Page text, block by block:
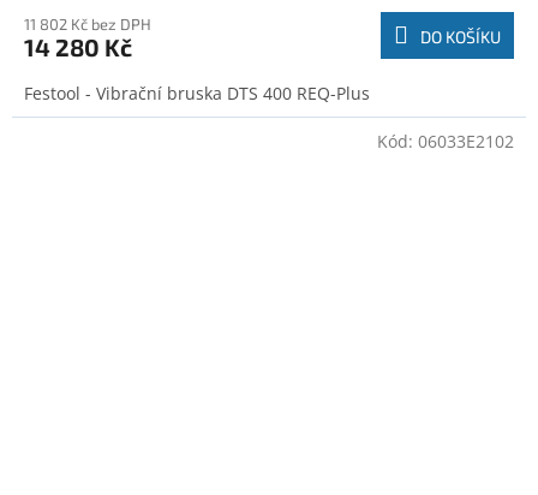
11 802 Kč bez DPH
14 280 Kč DO KOŠÍKU
Festool - Vibrační bruska DTS 400 REQ-Plus
Kód: 06033E2102